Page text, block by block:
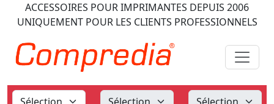
ACCESSOIRES POUR IMPRIMANTES DEPUIS 2006
UNIQUEMENT POUR LES CLIENTS PROFESSIONNELS